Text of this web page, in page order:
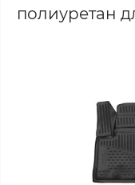
полиуретан